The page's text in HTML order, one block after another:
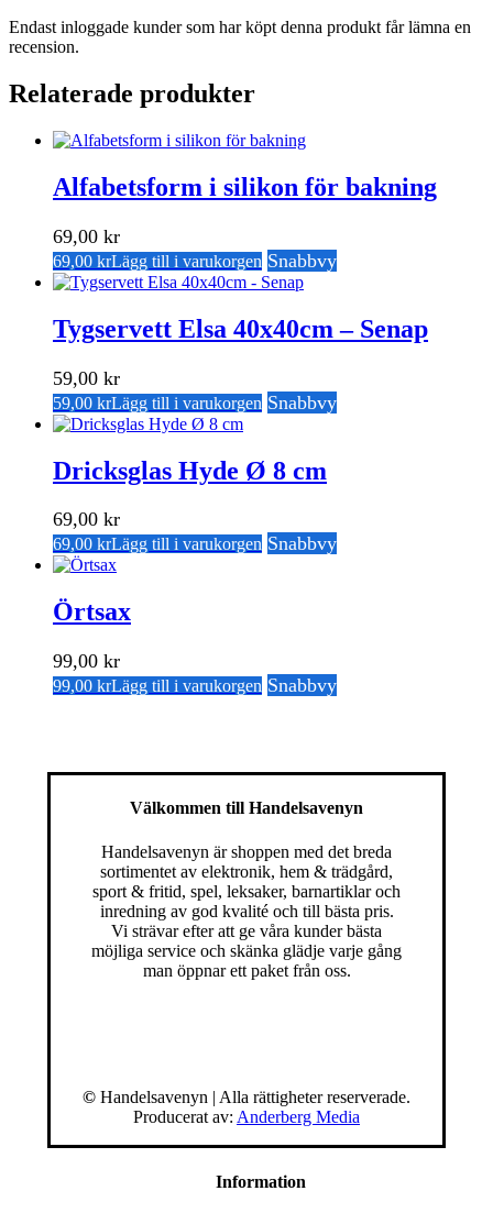
Endast inloggade kunder som har köpt denna produkt får lämna en
recension.
Relaterade produkter
Alfabetsform i silikon för bakning
69,00 kr
69,00 krLägg till i varukorgen Snabbvy
Tygservett Elsa 40x40cm – Senap
59,00 kr
59,00 krLägg till i varukorgen Snabbvy
Dricksglas Hyde Ø 8 cm
69,00 kr
69,00 krLägg till i varukorgen Snabbvy
Örtsax
99,00 kr
99,00 krLägg till i varukorgen Snabbvy
Välkommen till Handelsavenyn
Handelsavenyn är shoppen med det breda
sortimentet av elektronik, hem & trädgård,
sport & fritid, spel, leksaker, barnartiklar och
inredning av god kvalité och till bästa pris.
Vi strävar efter att ge våra kunder bästa
möjliga service och skänka glädje varje gång
man öppnar ett paket från oss.
© Handelsavenyn | Alla rättigheter reserverade.
Producerat av: Anderberg Media
Information